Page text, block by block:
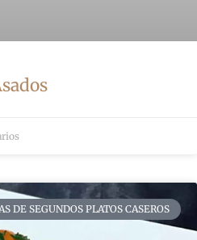
DE SEGUNDOS PLATOS CASEROS